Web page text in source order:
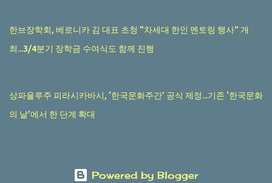
한브장학회, 베로니카 김 대표 초청 "차세대 한인 멘토링 행사" 개
최...3/4분기 장학금 수여식도 함께 진행
상파울루주 피라시카바시, ‘한국문화주간’ 공식 제정...기존 ‘한국문화
의 날’에서 한 단계 확대
Powered by Blogger